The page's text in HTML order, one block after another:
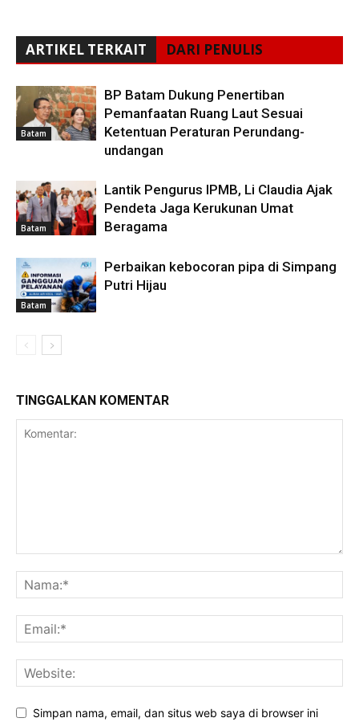
ARTIKEL TERKAIT DARI PENULIS
Batam
BP Batam Dukung Penertiban
Pemanfaatan Ruang Laut Sesuai
Ketentuan Peraturan Perundang-
undangan
Batam
Lantik Pengurus IPMB, Li Claudia Ajak
Pendeta Jaga Kerukunan Umat
Beragama
Batam
Perbaikan kebocoran pipa di Simpang
Putri Hijau
TINGGALKAN KOMENTAR
Simpan nama, email, dan situs web saya di browser ini